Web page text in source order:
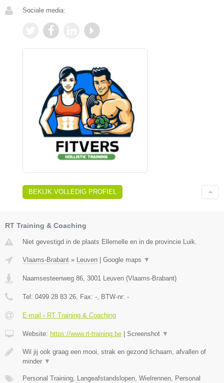
Sociale media:
BEKIJK VOLLEDIG PROFIEL
RT Training & Coaching
Niet gevestigd in de plaats Ellemelle en in de provincie Luik.
Vlaams-Brabant » Leuven | Google maps ▼
Naamsesteenweg 86 3001 Leuven (Vlaams-Brabant)
Tel: 0499 28 83 26 , Fax: - , BTW-nr: -
E-mail › RT Training & Coaching
Website: https://www.rt-training.be | Screenshot ▼
Wil jij ook graag een mooi, strak en gezond lichaam, afvallen of
minder ▼
Personal Training, Langeafstandslopen, Wielrennen, Personal